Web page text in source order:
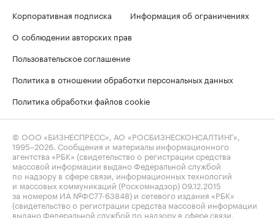
Корпоративная подписка
Информация об ограничениях
О соблюдении авторских прав
Пользовательское соглашение
Политика в отношении обработки персональных данных
Политика обработки файлов cookie
© ООО «БИЗНЕСПРЕСС», АО «РОСБИЗНЕСКОНСАЛТИНГ»,
1995–2026 . Сообщения и материалы информационного
агентства «РБК» (свидетельство о регистрации средства
массовой информации выдано Федеральной службой
по надзору в сфере связи, информационных технологий
и массовых коммуникаций (Роскомнадзор) 09.12.2015
за номером ИА №ФС77-63848) и сетевого издания «РБК»
(свидетельство о регистрации средства массовой информации
выдано Федеральной службой по надзору в сфере связи,